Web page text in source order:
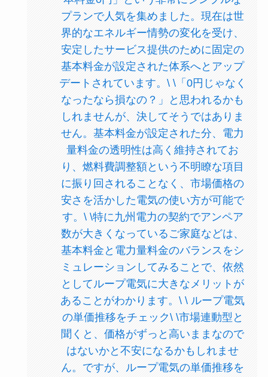
プランで人気を集めました。現在は世
界的なエネルギー情勢の変化を受け、
安定したサービス提供のために固定の
基本料金が設定された体系へとアップ
デートされています。\ \「0円じゃなく
なったなら損なの？」と思われるかも
しれませんが、決してそうではありま
せん。基本料金が設定された分、電力
量料金の透明性は高く維持されてお
り、燃料費調整額という不明瞭な項目
に振り回されることなく、市場価格の
安さを活かした電気の使い方が可能で
す。\ \特に九州電力の契約でアンペア
数が大きくなっているご家庭などは、
基本料金と電力量料金のバランスをシ
ミュレーションしてみることで、依然
としてループ電気に大きなメリットが
あることがわかります。\ \ ループ電気
の単価推移をチェック\ \市場連動型と
聞くと、価格がずっと高いままなので
はないかと不安になるかもしれませ
ん。ですが、ループ電気の単価推移を